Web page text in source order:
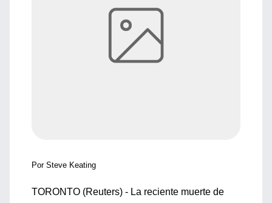
Por Steve Keating
TORONTO (Reuters) - La reciente muerte de